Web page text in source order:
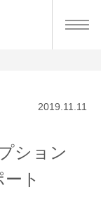
2019.11.11
ション
ト